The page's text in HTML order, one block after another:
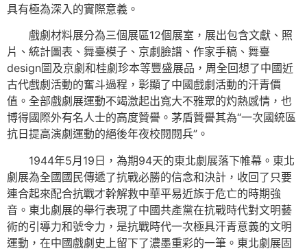
具有極為深入的實際意義。
戲劇材料展分為三個展區12個展室，展出包含文獻、照
片、統計圖表、舞臺模子、京劇臉譜、作家手稿、舞臺
design圖及京劇和桂劇珍本等豐盛展品，周全回想了中國近
古代戲劇活動的奮斗過程，彰顯了中國戲劇活動的汗青價
值。全部戲劇展運動不竭激起出寬大不雅眾的灼熱感情，也
博得國際外有名人士的高度贊譽。茅盾贊譽其為“一次國統區
抗日提高演劇運動的絕後年夜校閱閱兵”。
1944年5月19日，為期94天的東北劇展落下帷幕。東北
劇展為全國國民傳遞了抗戰必勝的信念和決計，收回了只要
連合起來配合抗戰才幹解救中華平易近族于危亡的時期強
音。東北劇展的舉行表現了中國共產黨在抗戰時代對文明藝
術的引導力和號令力，是抗戰時代一次極具汗青意義的文明
運動，在中國戲劇史上留下了濃墨重彩的一筆。東北劇展固